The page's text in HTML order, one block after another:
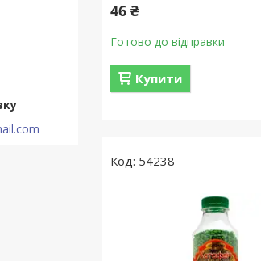
46 ₴
Готово до відправки
Купити
54238